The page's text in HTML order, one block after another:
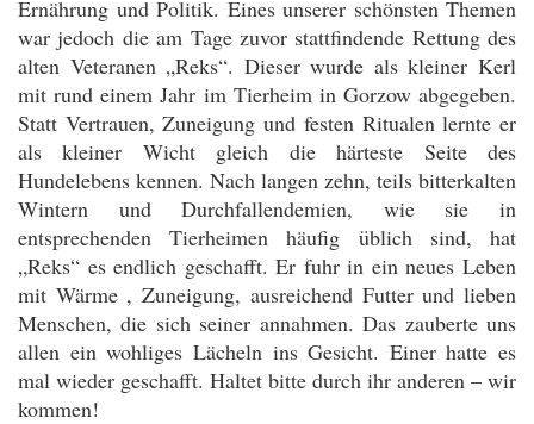
Ernährung und Politik. Eines unserer schönsten Themen
war jedoch die am Tage zuvor stattfindende Rettung des
alten Veteranen „Reks“. Dieser wurde als kleiner Kerl
mit rund einem Jahr im Tierheim in Gorzow abgegeben.
Statt Vertrauen, Zuneigung und festen Ritualen lernte er
als kleiner Wicht gleich die härteste Seite des
Hundelebens kennen. Nach langen zehn, teils bitterkalten
Wintern und Durchfallendemien, wie sie in
entsprechenden Tierheimen häufig üblich sind, hat
„Reks“ es endlich geschafft. Er fuhr in ein neues Leben
mit Wärme , Zuneigung, ausreichend Futter und lieben
Menschen, die sich seiner annahmen. Das zauberte uns
allen ein wohliges Lächeln ins Gesicht. Einer hatte es
mal wieder geschafft. Haltet bitte durch ihr anderen – wir
kommen!